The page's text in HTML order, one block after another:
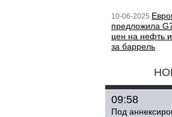
10-06-2025
предложила
цен на нефть
за баррель
09:58
Под